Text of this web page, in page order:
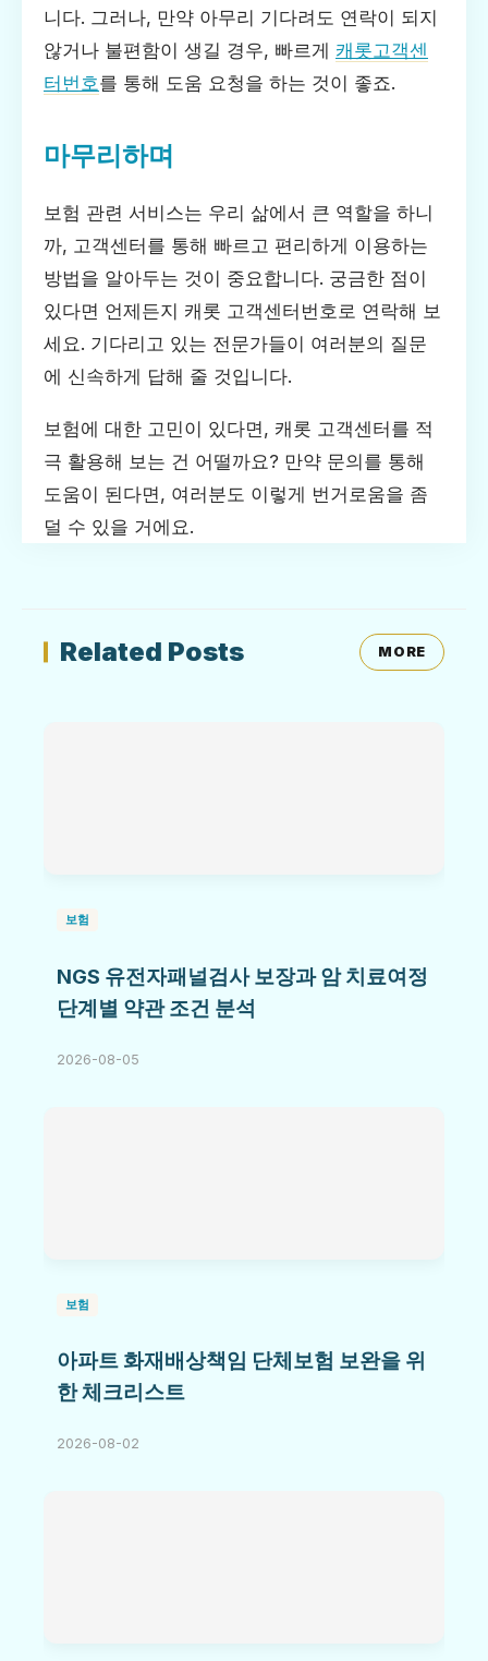
니다. 그러나, 만약 아무리 기다려도 연락이 되지
않거나 불편함이 생길 경우, 빠르게 캐롯고객센
터번호를 통해 도움 요청을 하는 것이 좋죠.
마무리하며
보험 관련 서비스는 우리 삶에서 큰 역할을 하니
까, 고객센터를 통해 빠르고 편리하게 이용하는
방법을 알아두는 것이 중요합니다. 궁금한 점이
있다면 언제든지 캐롯 고객센터번호로 연락해 보
세요. 기다리고 있는 전문가들이 여러분의 질문
에 신속하게 답해 줄 것입니다.
보험에 대한 고민이 있다면, 캐롯 고객센터를 적
극 활용해 보는 건 어떨까요? 만약 문의를 통해
도움이 된다면, 여러분도 이렇게 번거로움을 좀
덜 수 있을 거에요.
Related Posts MORE
보험
NGS 유전자패널검사 보장과 암 치료여정
단계별 약관 조건 분석
2026-08-05
보험
아파트 화재배상책임 단체보험 보완을 위
한 체크리스트
2026-08-02